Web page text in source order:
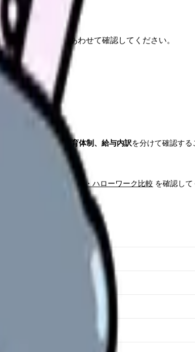
ビス公式情報もあわせて確認してください。
件、夜勤回数、教育体制、給与内訳を分けて確認する
転職サイト・直接応募・ハローワーク比較 を確認して